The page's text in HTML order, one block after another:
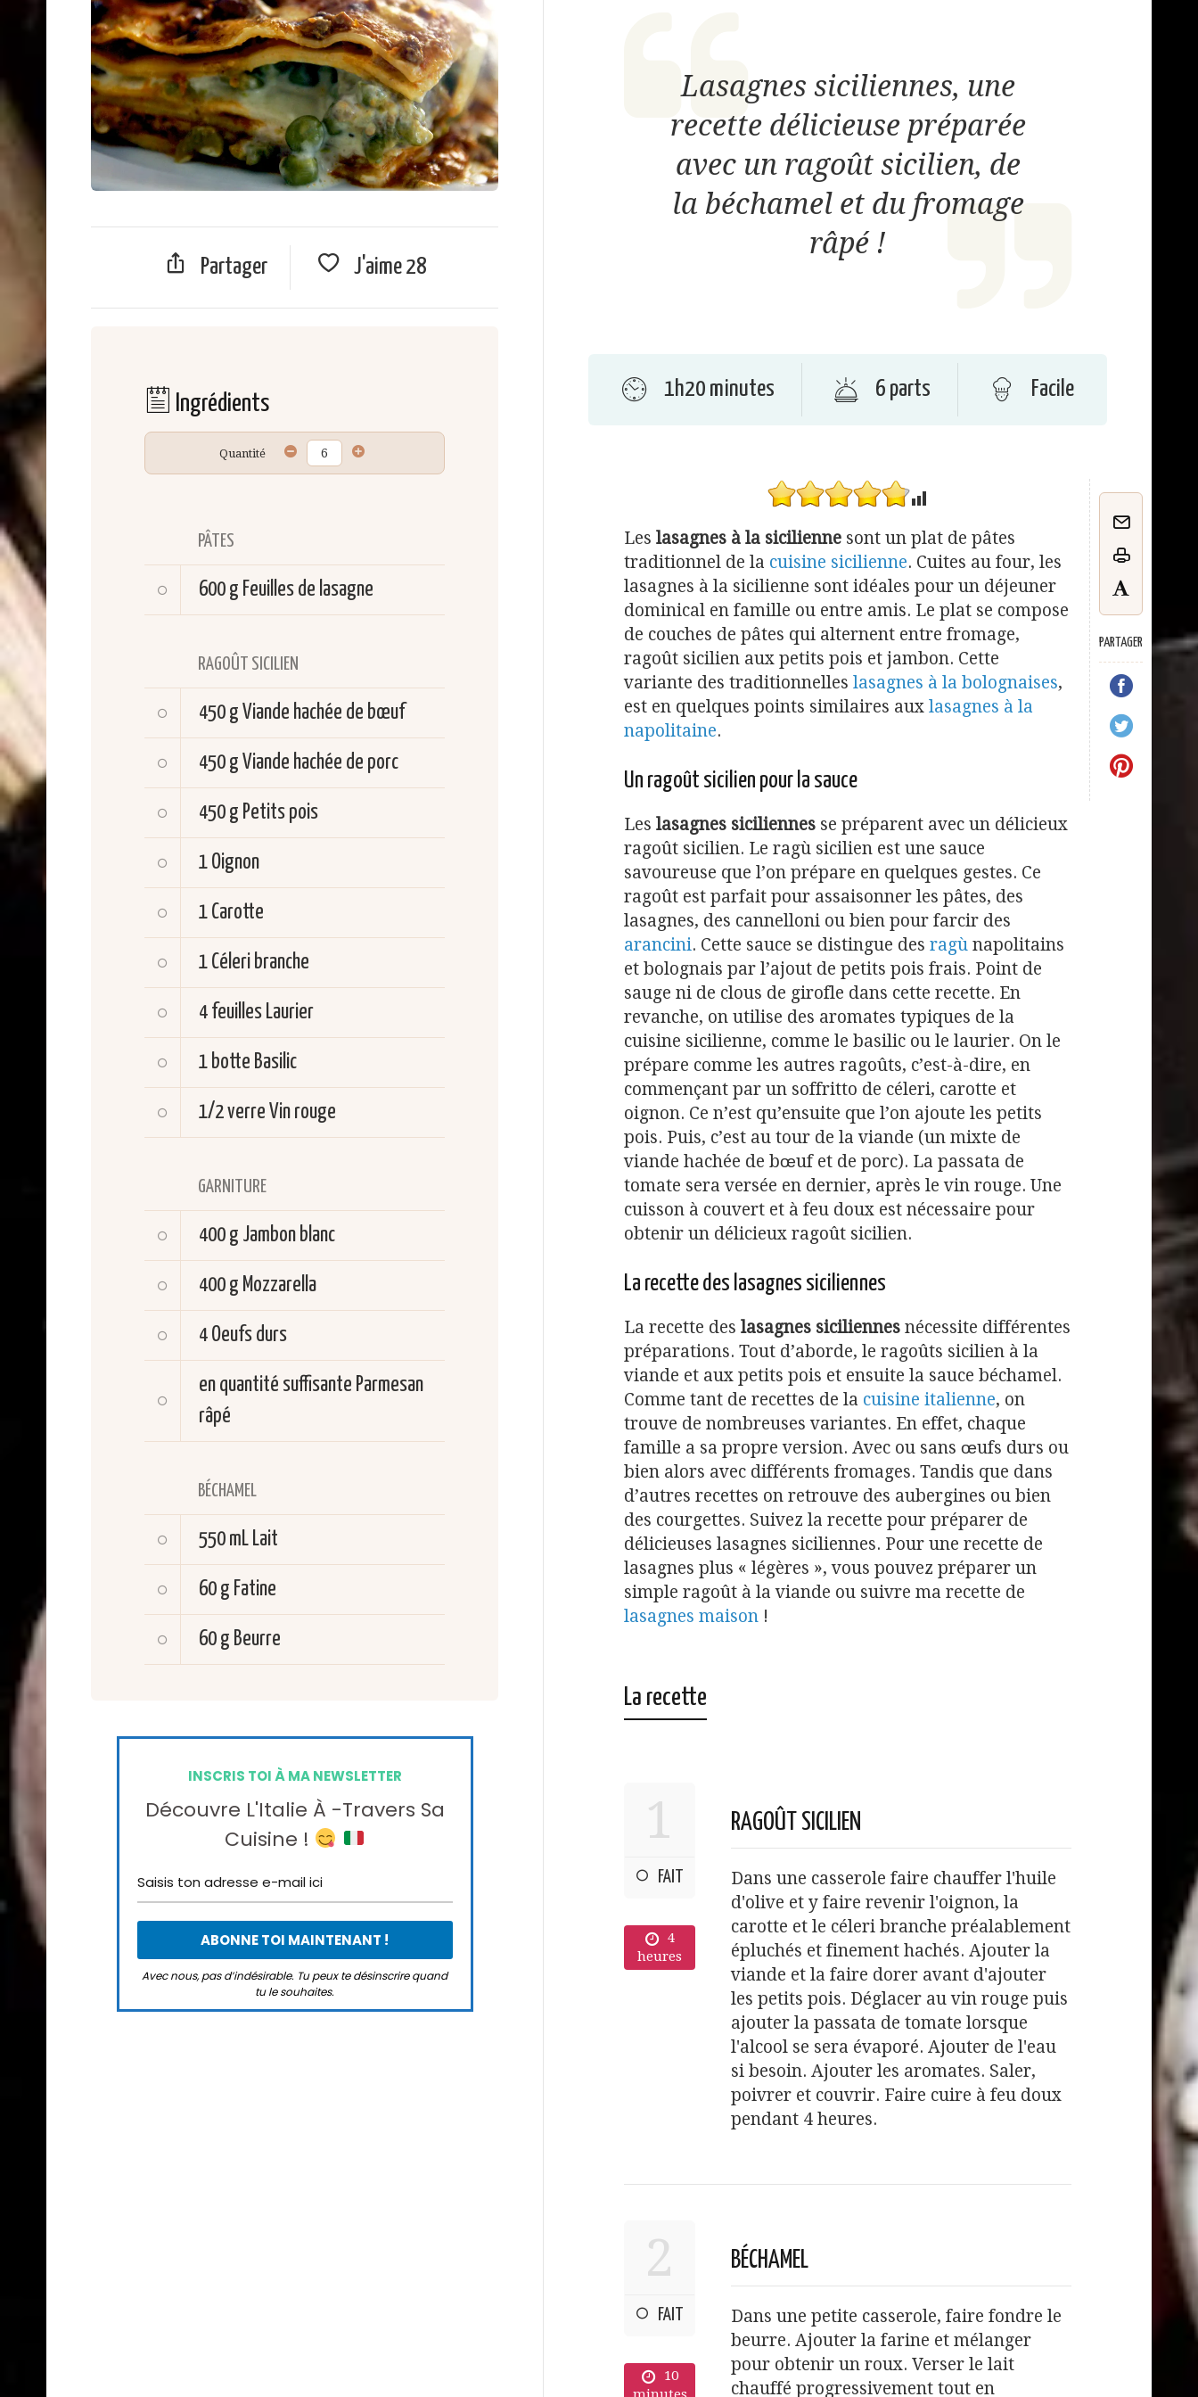
Partager J'aime28
Ingrédients
Quantité
PÂTES
600 g Feuilles de lasagne
RAGOÛT SICILIEN
450 g Viande hachée de bœuf
450 g Viande hachée de porc
450 g Petits pois
1 Oignon
1 Carotte
1 Céleri branche
4 feuilles Laurier
1 botte Basilic
1/2 verre Vin rouge
GARNITURE
400 g Jambon blanc
400 g Mozzarella
4 Oeufs durs
en quantité suffisante Parmesan
râpé
BÉCHAMEL
550 mL Lait
60 g Fatine
60 g Beurre
INSCRIS TOI À MA NEWSLETTER
Découvre L'Italie À -travers Sa
Cuisine !
Avec nous, pas d’indésirable. Tu peux te désinscrire quand
tu le souhaites.
Lasagnes siciliennes, une
recette délicieuse préparée
avec un ragoût sicilien, de
la béchamel et du fromage
râpé !
1h20 minutes 6 parts Facile
PARTAGER
Les lasagnes à la sicilienne sont un plat de pâtes
traditionnel de la cuisine sicilienne. Cuites au four, les
lasagnes à la sicilienne sont idéales pour un déjeuner
dominical en famille ou entre amis. Le plat se compose
de couches de pâtes qui alternent entre fromage,
ragoût sicilien aux petits pois et jambon. Cette
variante des traditionnelles lasagnes à la bolognaises,
est en quelques points similaires aux lasagnes à la
napolitaine.
Un ragoût sicilien pour la sauce
Les lasagnes siciliennes se préparent avec un délicieux
ragoût sicilien. Le ragù sicilien est une sauce
savoureuse que l’on prépare en quelques gestes. Ce
ragoût est parfait pour assaisonner les pâtes, des
lasagnes, des cannelloni ou bien pour farcir des
arancini. Cette sauce se distingue des ragù napolitains
et bolognais par l’ajout de petits pois frais. Point de
sauge ni de clous de girofle dans cette recette. En
revanche, on utilise des aromates typiques de la
cuisine sicilienne, comme le basilic ou le laurier. On le
prépare comme les autres ragoûts, c’est-à-dire, en
commençant par un soffritto de céleri, carotte et
oignon. Ce n’est qu’ensuite que l’on ajoute les petits
pois. Puis, c’est au tour de la viande (un mixte de
viande hachée de bœuf et de porc). La passata de
tomate sera versée en dernier, après le vin rouge. Une
cuisson à couvert et à feu doux est nécessaire pour
obtenir un délicieux ragoût sicilien.
La recette des lasagnes siciliennes
La recette des lasagnes siciliennes nécessite différentes
préparations. Tout d’aborde, le ragoûts sicilien à la
viande et aux petits pois et ensuite la sauce béchamel.
Comme tant de recettes de la cuisine italienne, on
trouve de nombreuses variantes. En effet, chaque
famille a sa propre version. Avec ou sans œufs durs ou
bien alors avec différents fromages. Tandis que dans
d’autres recettes on retrouve des aubergines ou bien
des courgettes. Suivez la recette pour préparer de
délicieuses lasagnes siciliennes. Pour une recette de
lasagnes plus « légères », vous pouvez préparer un
simple ragoût à la viande ou suivre ma recette de
lasagnes maison !
La recette
1
FAIT
4
heures
RAGOÛT SICILIEN
Dans une casserole faire chauffer l'huile
d'olive et y faire revenir l'oignon, la
carotte et le céleri branche préalablement
épluchés et finement hachés. Ajouter la
viande et la faire dorer avant d'ajouter
les petits pois. Déglacer au vin rouge puis
ajouter la passata de tomate lorsque
l'alcool se sera évaporé. Ajouter de l'eau
si besoin. Ajouter les aromates. Saler,
poivrer et couvrir. Faire cuire à feu doux
pendant 4 heures.
2
FAIT
10
BÉCHAMEL
Dans une petite casserole, faire fondre le
beurre. Ajouter la farine et mélanger
pour obtenir un roux. Verser le lait
chauffé progressivement tout en